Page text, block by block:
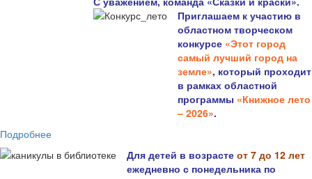
Приглашаем к участию в
областном творческом
конкурсе «Этот город
самый лучший город на
земле», который проходит
в рамках областной
программы «Книжное лето
– 2026».
Подробнее
Для детей в возрасте от 7 до 12 лет
ежедневно с понедельника по